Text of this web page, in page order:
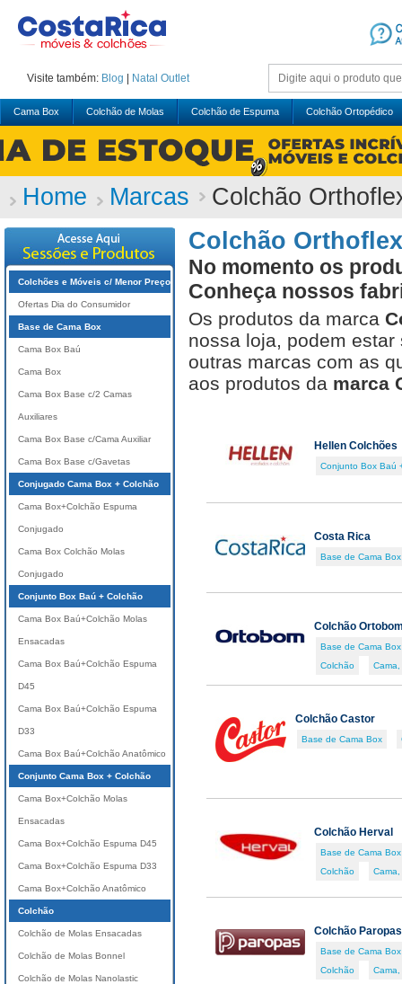
Visite também: Blog Natal Outlet
Cama Box Colchão de Molas Colchão de Espuma Colchão Ortopédico
Home Marcas
Colchão
Colchão Orthoflex
No momento os
Conheça nossos
Os produtos da marca
nossa loja, podem
outras marcas com as
aos produtos da marca
Hellen Colchões
Conjunto Box Baú
Costa Rica
Base de Cama Box
Colchão
Base de Cama Box
Colchão
Colchão Castor
Base de Cama Box
Colchão Herval
Base de Cama Box
Colchão
Colchão Paropas
Base de Cama Box
Colchão
Colchões e Móveis c/ Menor Preço
Ofertas Dia do Consumidor
Base de Cama Box
Cama Box Baú
Cama Box
Cama Box Base c/2 Camas
Auxiliares
Cama Box Base c/Cama Auxiliar
Cama Box Base c/Gavetas
Conjugado Cama Box + Colchão
Cama Box+Colchão Espuma
Conjugado
Cama Box Colchão Molas
Conjugado
Conjunto Box Baú + Colchão
Cama Box Baú+Colchão Molas
Ensacadas
Cama Box Baú+Colchão Espuma
D45
Cama Box Baú+Colchão Espuma
D33
Cama Box Baú+Colchão Anatômico
Conjunto Cama Box + Colchão
Cama Box+Colchão Molas
Ensacadas
Cama Box+Colchão Espuma D45
Cama Box+Colchão Espuma D33
Cama Box+Colchão Anatômico
Colchão
Colchão de Molas Ensacadas
Colchão de Molas Bonnel
Colchão de Molas Nanolastic